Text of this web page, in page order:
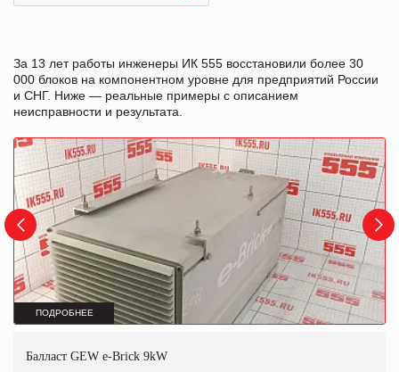
За 13 лет работы инженеры ИК 555 восстановили более 30
000 блоков на компонентном уровне для предприятий России
и СНГ. Ниже — реальные примеры с описанием
неисправности и результата.
ПОДРОБНЕЕ
Балласт GEW e-Brick 9kW